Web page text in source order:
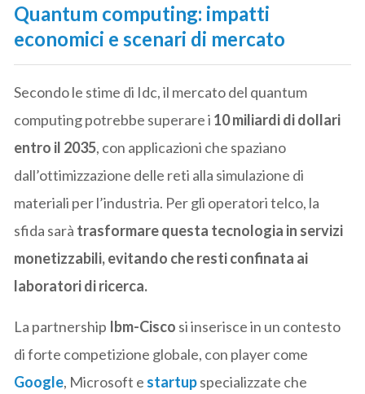
Quantum computing: impatti
economici e scenari di mercato
Secondo le stime di Idc, il mercato del quantum
computing potrebbe superare i 10 miliardi di dollari
entro il 2035, con applicazioni che spaziano
dall’ottimizzazione delle reti alla simulazione di
materiali per l’industria. Per gli operatori telco, la
sfida sarà trasformare questa tecnologia in servizi
monetizzabili, evitando che resti confinata ai
laboratori di ricerca.
La partnership Ibm-Cisco si inserisce in un contesto
di forte competizione globale, con player come
Google, Microsoft e startupspecializzate che